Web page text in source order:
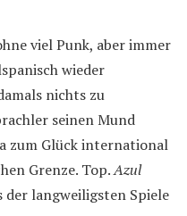
viel Punk, aber immer
wieder
nichts zu
seinen Mund
zum Glück international
Grenze. Top.Azul
der langweiligsten Spiele